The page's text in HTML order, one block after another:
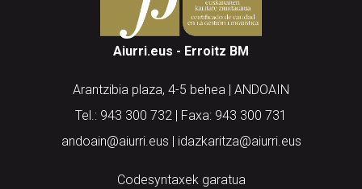
Aiurri.eus - Erroitz BM
Arantzibia plaza, 4-5 behea | ANDOAIN
Tel.: 943 300 732 | Faxa: 943 300 731
andoain@aiurri.eus | idazkaritza@aiurri.eus
Codesyntaxek garatua